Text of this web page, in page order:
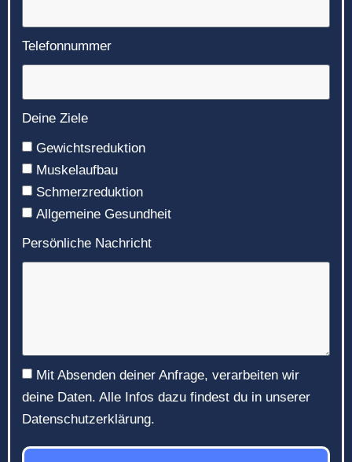
Telefonnummer
Deine Ziele
Gewichtsreduktion
Muskelaufbau
Schmerzreduktion
Allgemeine Gesundheit
Persönliche Nachricht
Mit Absenden deiner Anfrage, verarbeiten wir
deine Daten. Alle Infos dazu findest du in unserer
Datenschutzerklärung.